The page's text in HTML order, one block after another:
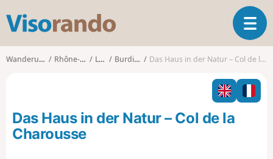
s
o
o
T
o
g
l
n
Wanderungen Rhône-Alpes Loire Burdignes Das Haus in der Natur – Col de la Charousse
Das Haus in der Natur – Col de la
Charousse